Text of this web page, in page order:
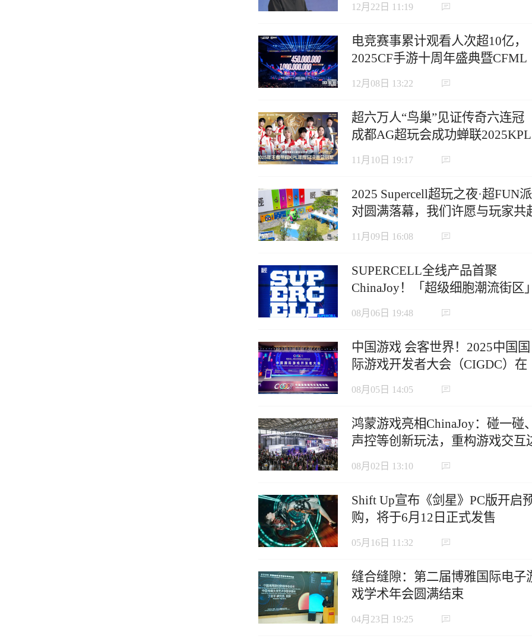
12月22日 11:19
电竞赛事累计观看人次超10亿，
2025CF手游十周年盛典暨CFML
秋季赛S18总决赛收官
12月08日 13:22
超六万人“鸟巢”见证传奇六连冠
成都AG超玩会成功蝉联2025KPL
年度总决赛冠军
11月10日 19:17
2025 Supercell超玩之夜·超FUN派
对圆满落幕，我们许愿与玩家共
下一个十年
11月09日 16:08
SUPERCELL全线产品首聚
ChinaJoy！「超级细胞潮流街区
定义沉浸式游戏新生态
08月06日 19:48
中国游戏 会客世界！2025中国国
际游戏开发者大会（CIGDC）在
虹口北外滩成功举办
08月05日 14:05
鸿蒙游戏亮相ChinaJoy：碰一碰
声控等创新玩法，重构游戏交互
界
08月02日 13:10
Shift Up宣布《剑星》PC版开启
购，将于6月12日正式发售
05月16日 11:32
缝合缝隙：第二届博雅国际电子
戏学术年会圆满结束
04月23日 19:25